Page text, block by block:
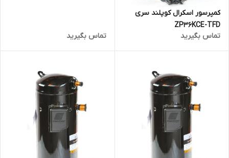
کمپرسور اسکرال کوپلند سری
ZP36KCE-TFD
تماس بگیرید
تماس بگیرید